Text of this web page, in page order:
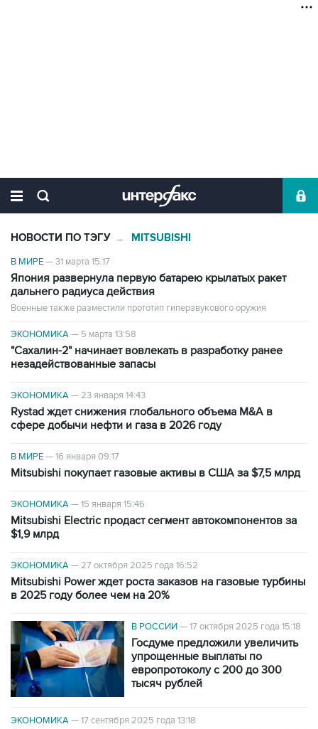
НОВОСТИ ПО ТЭГУ → MITSUBISHI
В МИРЕ—31 марта 15:17
Япония развернула первую батарею крылатых ракет
дальнего радиуса действия
Военные также разместили прототип гиперзвукового оружия
ЭКОНОМИКА— 5 марта 13:58
"Сахалин-2" начинает вовлекать в разработку ранее
незадействованные запасы
ЭКОНОМИКА—23 января 14:43
Rystad ждет снижения глобального объема M&A в
сфере добычи нефти и газа в 2026 году
В МИРЕ—16 января 09:17
Mitsubishi покупает газовые активы в США за $7,5 млрд
ЭКОНОМИКА—15 января 15:46
Mitsubishi Electric продаст сегмент автокомпонентов за
$1,9 млрд
ЭКОНОМИКА—27 октября 2025 года 16:52
Mitsubishi Power ждет роста заказов на газовые турбины
в 2025 году более чем на 20%
В РОССИИ—17 октября 2025 года 15:18
Госдуме предложили увеличить
упрощенные выплаты по
европротоколу с 200 до 300
тысяч рублей
ЭКОНОМИКА—17 сентября 2025 года 13:18